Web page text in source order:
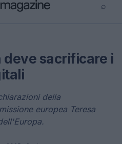
⌕
deve sacrificare i
della
europea Teresa